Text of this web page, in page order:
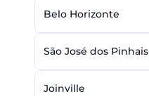
Belo Horizonte
São José dos Pinhais
Joinville